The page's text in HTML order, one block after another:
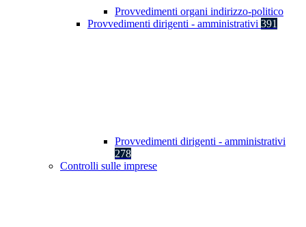
Provvedimenti organi indirizzo-politico
Provvedimenti dirigenti - amministrativi 391
Provvedimenti dirigenti - amministrativi
278
Controlli sulle imprese